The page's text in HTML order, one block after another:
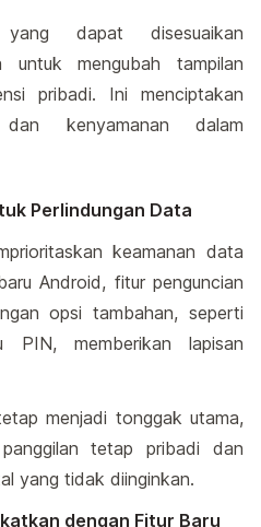
dapat disesuaikan
untuk mengubah tampilan
pribadi. Ini menciptakan
kenyamanan dalam
Perlindungan Data
keamanan data
Android, fitur penguncian
opsi tambahan, seperti
PIN, memberikan lapisan
menjadi tonggak utama,
tetap pribadi dan
yang tidak diinginkan.
dengan Fitur Baru